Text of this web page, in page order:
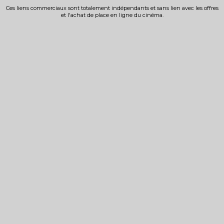
Ces liens commerciaux sont totalement indépendants et sans lien avec les offres
et l'achat de place en ligne du cinéma.